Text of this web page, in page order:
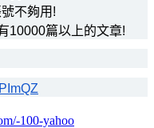
不夠用!
10000篇以上的文章!
100-yahoo